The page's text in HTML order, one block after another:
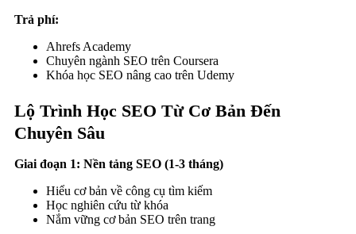
Trả phí:
Ahrefs Academy
Chuyên ngành SEO trên Coursera
Khóa học SEO nâng cao trên Udemy
Lộ Trình Học SEO Từ Cơ Bản Đến
Chuyên Sâu
Giai đoạn 1: Nền tảng SEO (1-3 tháng)
Hiểu cơ bản về công cụ tìm kiếm
Học nghiên cứu từ khóa
Nắm vững cơ bản SEO trên trang